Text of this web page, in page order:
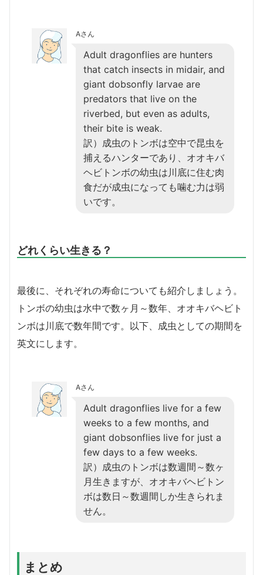
Aさん
Adult dragonflies are hunters
that catch insects in midair, and
giant dobsonfly larvae are
predators that live on the
riverbed, but even as adults,
their bite is weak.
訳）成虫のトンボは空中で昆虫を
捕えるハンターであり、オオキバ
ヘビトンボの幼虫は川底に住む肉
食だが成虫になっても噛む力は弱
いです。
どれくらい生きる？
最後に、それぞれの寿命についても紹介しましょう。
トンボの幼虫は水中で数ヶ月～数年、オオキバヘビト
ンボは川底で数年間です。以下、成虫としての期間を
英文にします。
Aさん
Adult dragonflies live for a few
weeks to a few months, and
giant dobsonflies live for just a
few days to a few weeks.
訳）成虫のトンボは数週間～数ヶ
月生きますが、オオキバヘビトン
ボは数日～数週間しか生きられま
せん。
まとめ